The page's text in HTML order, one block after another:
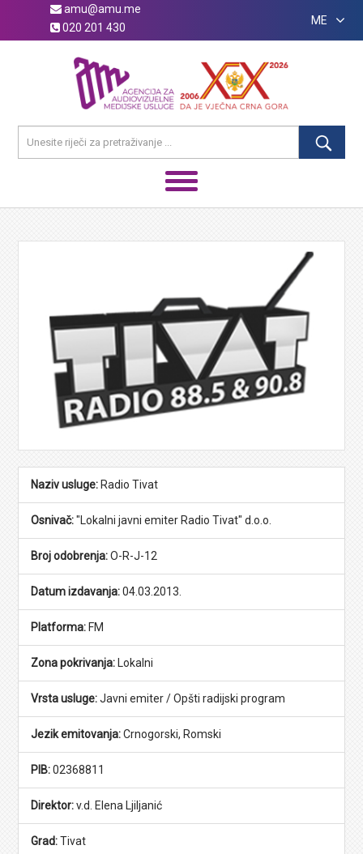
amu@amu.me
020 201 430
ME
Naziv usluge: Radio Tivat
Osnivač:"Lokalni javni emiter Radio Tivat" d.o.o.
Broj odobrenja:O-R-J-12
Datum izdavanja:04.03.2013.
Platforma: FM
Zona pokrivanja: Lokalni
Vrsta usluge:Javni emiter / Opšti radijski program
Jezik emitovanja:Crnogorski, Romski
PIB:02368811
Direktor:v.d. Elena Ljiljanić
Grad:Tivat